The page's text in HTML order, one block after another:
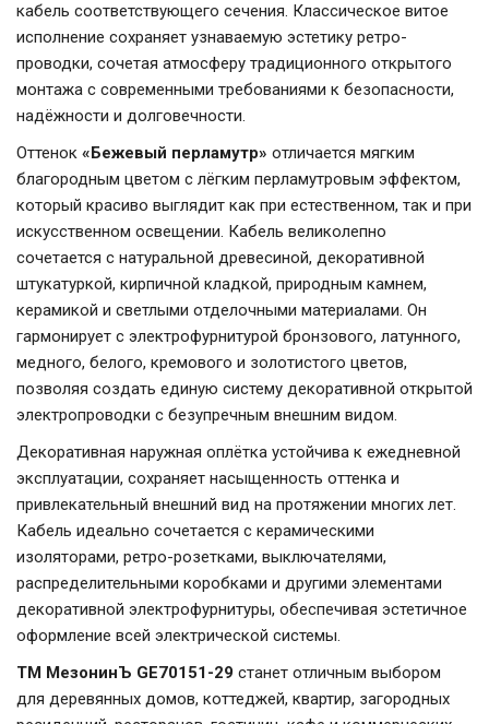
кабель соответствующего сечения. Классическое витое
исполнение сохраняет узнаваемую эстетику ретро-
проводки, сочетая атмосферу традиционного открытого
монтажа с современными требованиями к безопасности,
надёжности и долговечности.
Оттенок «Бежевый перламутр» отличается мягким
благородным цветом с лёгким перламутровым эффектом,
который красиво выглядит как при естественном, так и при
искусственном освещении. Кабель великолепно
сочетается с натуральной древесиной, декоративной
штукатуркой, кирпичной кладкой, природным камнем,
керамикой и светлыми отделочными материалами. Он
гармонирует с электрофурнитурой бронзового, латунного,
медного, белого, кремового и золотистого цветов,
позволяя создать единую систему декоративной открытой
электропроводки с безупречным внешним видом.
Декоративная наружная оплётка устойчива к ежедневной
эксплуатации, сохраняет насыщенность оттенка и
привлекательный внешний вид на протяжении многих лет.
Кабель идеально сочетается с керамическими
изоляторами, ретро-розетками, выключателями,
распределительными коробками и другими элементами
декоративной электрофурнитуры, обеспечивая эстетичное
оформление всей электрической системы.
ТМ МезонинЪ GE70151-29 станет отличным выбором
для деревянных домов, коттеджей, квартир, загородных